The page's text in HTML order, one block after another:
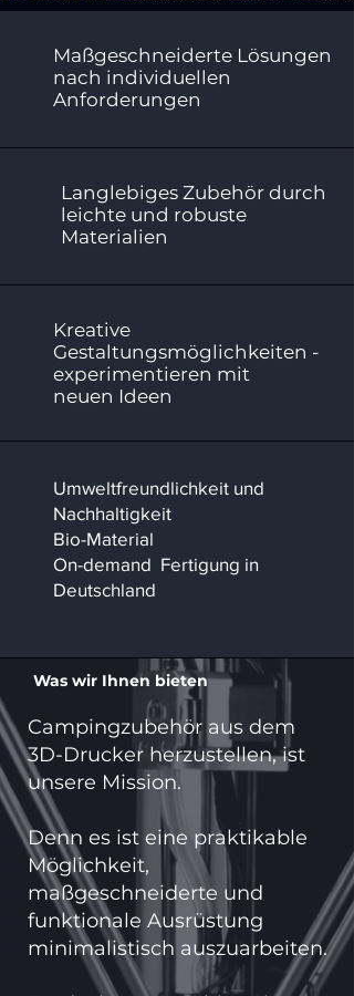
Maßgeschneiderte Lösungen
nach individuellen
Anforderungen
Langlebiges Zubehör durch
leichte und robuste
Materialien
Kreative
Gestaltungsmöglichkeiten -
experimentieren mit
neuen Ideen
Umweltfreundlichkeit und
Nachhaltigkeit
Bio-Material
On-demand Fertigung in
Deutschland
Was wir Ihnen bieten
Campingzubehör aus dem
3D-Drucker herzustellen, ist
unsere Mission.
Denn es ist eine praktikable
Möglichkeit,
maßgeschneiderte und
funktionale Ausrüstung
minimalistisch auszuarbeiten.